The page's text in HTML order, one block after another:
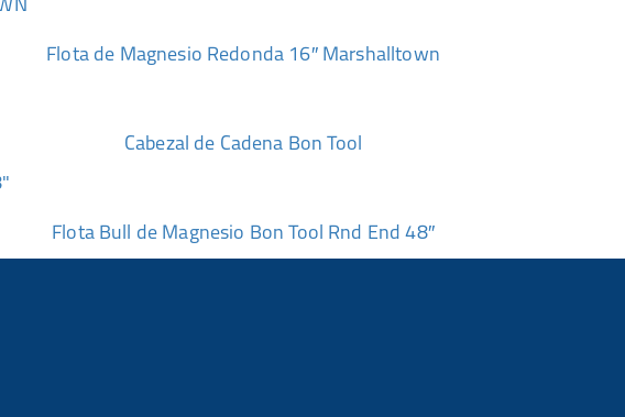
Flota de Magnesio Redonda 16″ Marshalltown
Cabezal de Cadena Bon Tool
Flota Bull de Magnesio Bon Tool Rnd End 48″